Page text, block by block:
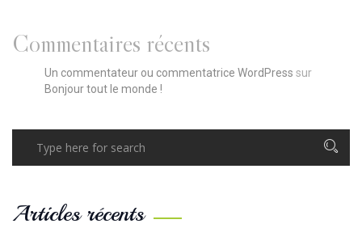
Commentaires récents
Un commentateur ou commentatrice WordPress sur
Bonjour tout le monde !
Articles récents